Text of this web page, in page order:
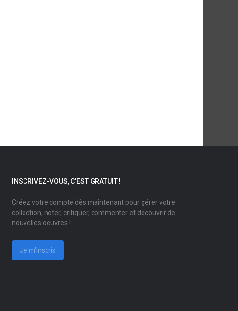
INSCRIVEZ-VOUS, C'EST GRATUIT !
Créez votre compte dès maintenant pour gérer votre
collection, noter, critiquer, commenter et découvrir de
nouvelles oeuvres !
Je m'inscris